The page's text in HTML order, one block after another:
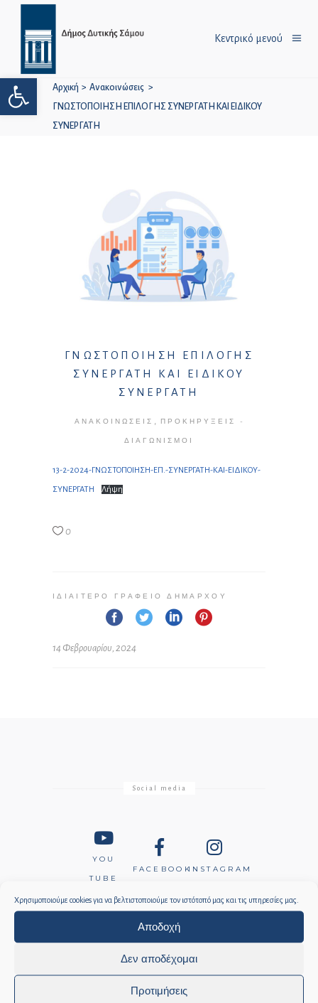
Ανοίξτε τη γραμμή εργαλείων
Χρησιμοποιούμε cookies για να βελτιστοποιούμε τον ιστότοπό μας και τις υπηρεσίες μας.
Αποδοχή
Δεν αποδέχομαι
Προτιμήσεις
Κεντρικό μενού
Αρχική > Ανακοινώσεις >
ΓΝΩΣΤΟΠΟΙΗΣΗ ΕΠΙΛΟΓΗΣ ΣΥΝΕΡΓΑΤΗ ΚΑΙ ΕΙΔΙΚΟΥ
ΣΥΝΕΡΓΑΤΗ
ΓΝΩΣΤΟΠΟΙΗΣΗ ΕΠΙΛΟΓΗΣ
ΣΥΝΕΡΓΑΤΗ ΚΑΙ ΕΙΔΙΚΟΥ
ΣΥΝΕΡΓΑΤΗ
ΑΝΑΚΟΙΝΏΣΕΙΣ ΠΡΟΚΗΡΎΞΕΙΣ -
ΔΙΑΓΩΝΙΣΜΟΊ
13-2-2024-ΓΝΩΣΤΟΠΟΙΗΣΗ-ΕΠ.-ΣΥΝΕΡΓΑΤΗ-ΚΑΙ-ΕΙΔΙΚΟΥ-
ΣΥΝΕΡΓΑΤΗ Λήψη
0
ΙΔΙΑΊΤΕΡΟ ΓΡΑΦΕΊΟ ΔΗΜΆΡΧΟΥ
14 Φεβρουαρίου, 2024
Social media
YOU
TUBE
FACEBOOKINSTAGRAM
INSTAGRAM